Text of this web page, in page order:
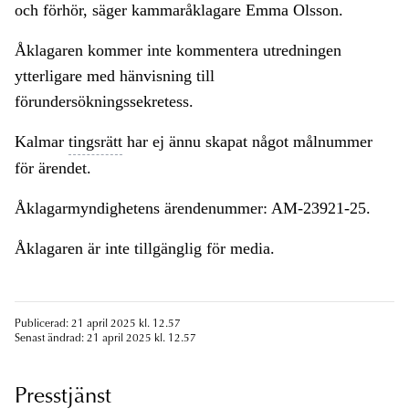
och förhör, säger kammaråklagare Emma Olsson.
Åklagaren kommer inte kommentera utredningen
ytterligare med hänvisning till
förundersökningssekretess.
Kalmar tingsrätt har ej ännu skapat något målnummer
för ärendet.
Åklagarmyndighetens ärendenummer: AM-23921-25.
Åklagaren är inte tillgänglig för media.
Publicerad: 21 april 2025 kl. 12.57
Senast ändrad: 21 april 2025 kl. 12.57
Presstjänst